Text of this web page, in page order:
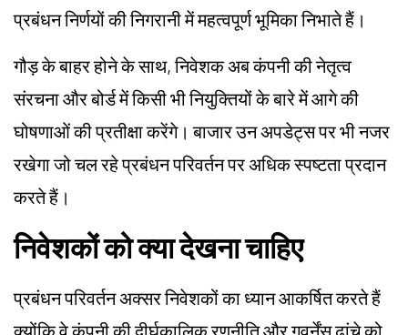
प्रबंधन निर्णयों की निगरानी में महत्वपूर्ण भूमिका निभाते हैं।
गौड़ के बाहर होने के साथ, निवेशक अब कंपनी की नेतृत्व
संरचना और बोर्ड में किसी भी नियुक्तियों के बारे में आगे की
घोषणाओं की प्रतीक्षा करेंगे। बाजार उन अपडेट्स पर भी नजर
रखेगा जो चल रहे प्रबंधन परिवर्तन पर अधिक स्पष्टता प्रदान
करते हैं।
निवेशकों को क्या देखना चाहिए
प्रबंधन परिवर्तन अक्सर निवेशकों का ध्यान आकर्षित करते हैं
क्योंकि वे कंपनी की दीर्घकालिक रणनीति और गवर्नेंस ढांचे को